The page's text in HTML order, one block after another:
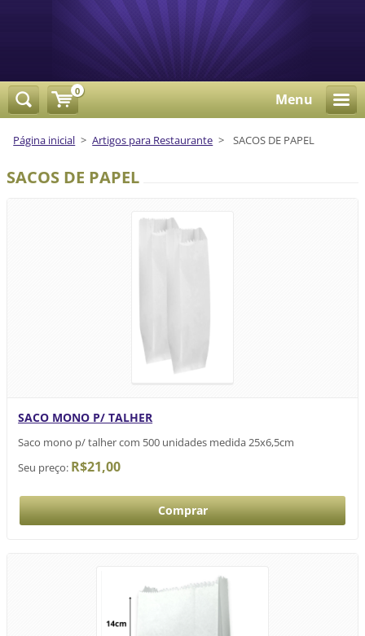
Menu
Página inicial > Artigos para Restaurante > SACOS DE PAPEL
SACOS DE PAPEL
SACO MONO P/ TALHER
Saco mono p/ talher com 500 unidades medida 25x6,5cm
Seu preço: R$21,00
0